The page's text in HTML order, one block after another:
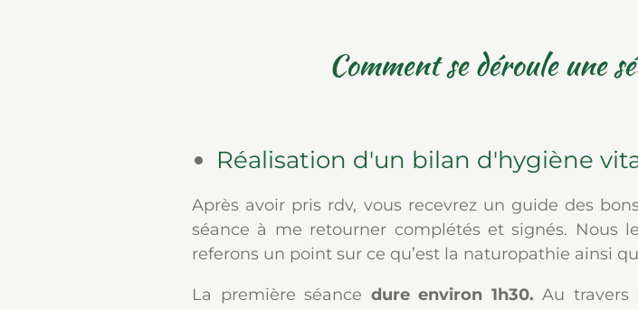
Comment se déroule une
Réalisation d'un bilan d'hygiène
Après avoir pris rdv, vous recevrez un guide des
séance à me retourner complétés et signés. Nous
referons un point sur ce qu’est la naturopathie ainsi
La première séance dure environ 1h30. Au travers